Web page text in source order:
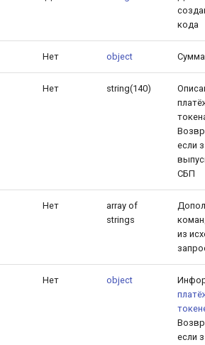
кода
Нет object
Нет string(140)
если
СБП
Нет
array of
strings
из
Нет object
если